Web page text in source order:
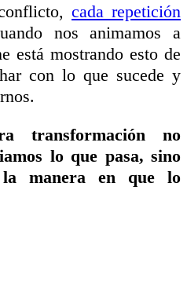
cada repetición
nos animamos a
está mostrando esto de
con lo que sucede y
transformación no
lo que pasa, sino
la manera en que lo